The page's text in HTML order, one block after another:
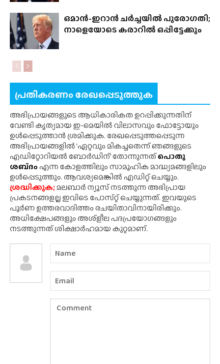
ഒമാൻ-ഇറാൻ ചർച്ചയിൽ പുരോഗതി;
നാളെയോടെ കരാറിൽ ഒപ്പിട്ടേക്കും
പ്രതികരണം രേഖപ്പെടുത്തുക
അഭിപ്രായങ്ങളുടെ ആധികാരികത ഉറപ്പിക്കുന്നതിന്
വേണ്ടി കൃത്യമായ ഇ-മെയിൽ വിലാസവും ഫോട്ടോയും
ഉൾപ്പെടുത്താൻ ശ്രമിക്കുക. രേഖപ്പെടുത്തപ്പെടുന്ന
അഭിപ്രായങ്ങളിൽ 'ഏറ്റവും മികച്ചതെന്ന് ഞങ്ങളുടെ
എഡിറ്റോറിയൽ ബോർഡിന്' തോന്നുന്നത്പൊതു
ശബ്‌ദംഎന്ന കോളത്തിലും സാമൂഹിക മാദ്ധ്യമങ്ങളിലും
ഉൾപ്പെടുത്തും. ആവശ്യമെങ്കിൽ എഡിറ്റ് ചെയ്യും.
ശ്രദ്ധിക്കുക;മലബാർ ന്യൂസ് നടത്തുന്ന അഭിപ്രായ
പ്രകടനങ്ങളല്ല ഇവിടെ പോസ്‌റ്റ് ചെയ്യുന്നത്. ഇവയുടെ
പൂർണ ഉത്തരവാദിത്തം രചയിതാവിനായിരിക്കും.
അധിക്ഷേപങ്ങളും അശ്‌ളീല പദപ്രയോഗങ്ങളും
നടത്തുന്നത് ശിക്ഷാർഹമായ കുറ്റമാണ്.